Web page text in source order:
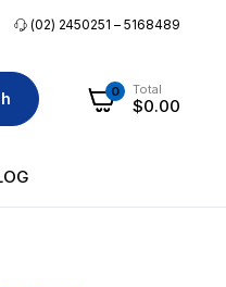
(02) 2450251 – 5168489
0 Total
$0.00